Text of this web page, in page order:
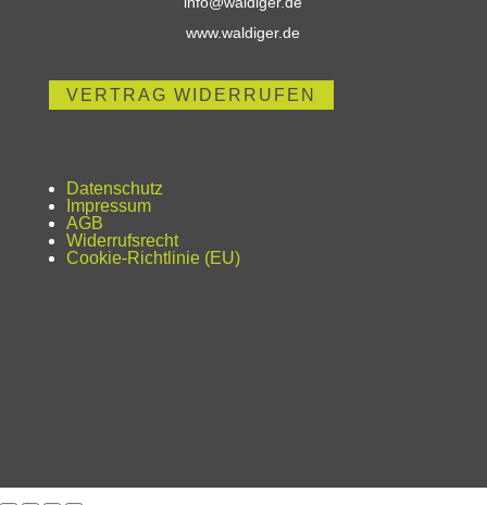
www.waldiger.de
VERTRAG WIDERRUFEN
Datenschutz
Impressum
AGB
Widerrufsrecht
Cookie-Richtlinie (EU)